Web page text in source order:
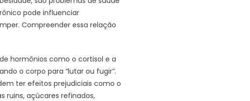
pode influenciar
Compreender essa relação
hormônios como o cortisol e a
o corpo para “lutar ou fugir”.
ter efeitos prejudiciais como o
ruins, açúcares refinados,